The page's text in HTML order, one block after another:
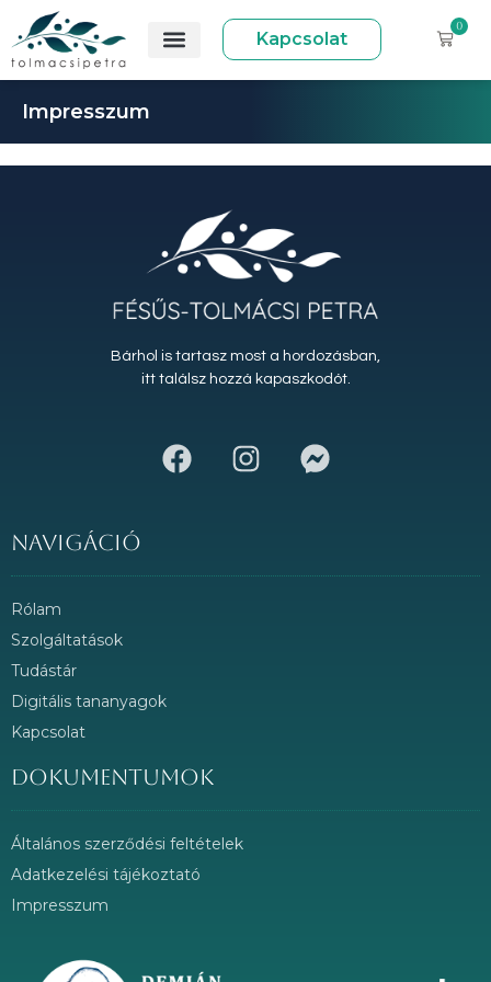
Kapcsolat
0
Impresszum
Bárhol is tartasz most a hordozásban,
itt találsz hozzá kapaszkodót.
Navigáció
Rólam
Szolgáltatások
Tudástár
Digitális tananyagok
Kapcsolat
Dokumentumok
Általános szerződési feltételek
Adatkezelési tájékoztató
Impresszum